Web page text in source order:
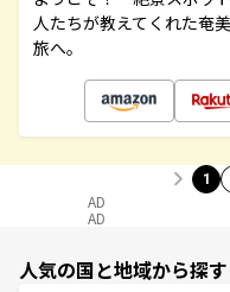
人たちが教えてくれた奄
旅へ。
1
AD
AD
人気の国と地域から探す